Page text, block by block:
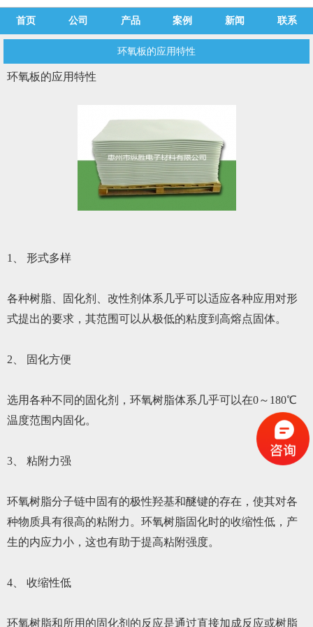
首页 公司 产品 案例 新闻 联系
环氧板的应用特性
环氧板的应用特性
1、 形式多样
各种树脂、固化剂、改性剂体系几乎可以适应各种应用对形
式提出的要求，其范围可以从极低的粘度到高熔点固体。
2、 固化方便
选用各种不同的固化剂，环氧树脂体系几乎可以在0～180℃
温度范围内固化。
3、 粘附力强
环氧树脂分子链中固有的极性羟基和醚键的存在，使其对各
种物质具有很高的粘附力。环氧树脂固化时的收缩性低，产
生的内应力小，这也有助于提高粘附强度。
4、 收缩性低
环氧树脂和所用的固化剂的反应是通过直接加成反应或树脂